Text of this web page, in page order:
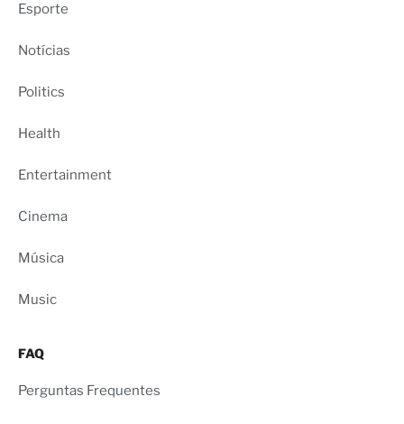
Esporte
Notícias
Politics
Health
Entertainment
Cinema
Música
Music
FAQ
Perguntas Frequentes